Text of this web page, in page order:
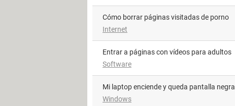
Cómo borrar páginas visitadas de porno
Internet
Entrar a páginas con vídeos para adultos
Software
Mi laptop enciende y queda pantalla negra
Windows